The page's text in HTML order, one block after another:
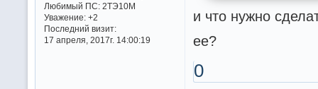
Любимый ПС:2ТЭ10М
Уважение: +2
Последний визит:
17 апреля, 2017г. 14:00:19
и что нужно
ее?
0